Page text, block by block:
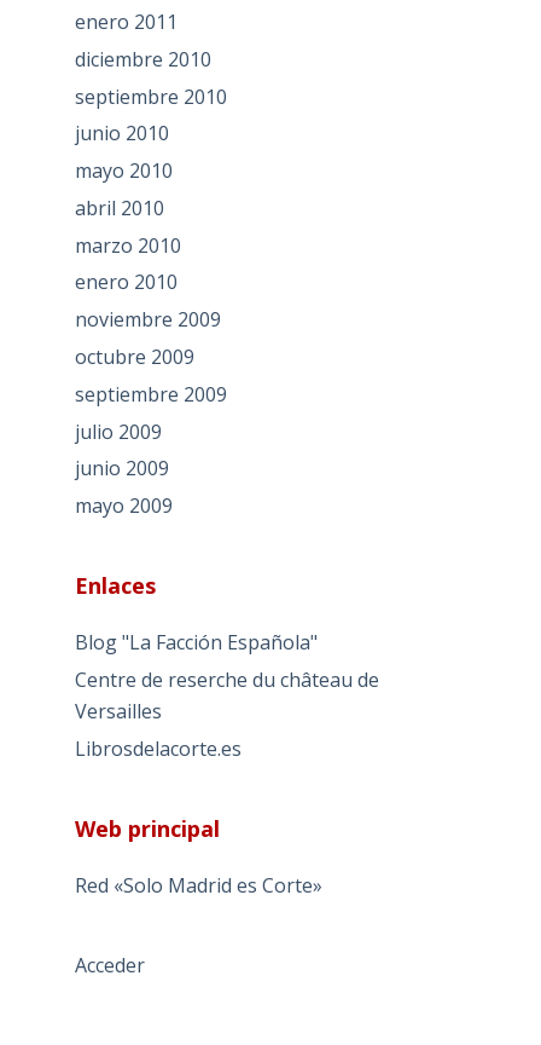
enero 2011
diciembre 2010
septiembre 2010
junio 2010
mayo 2010
abril 2010
marzo 2010
enero 2010
noviembre 2009
octubre 2009
septiembre 2009
julio 2009
junio 2009
mayo 2009
Enlaces
Blog "La Facción Española"
Centre de reserche du château de
Versailles
Librosdelacorte.es
Web principal
Red «Solo Madrid es Corte»
Acceder